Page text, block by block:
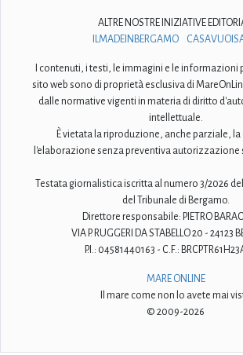
ALTRE NOSTRE INIZIATIVE
ILMADEINBERGAMO
I contenuti, i testi, le immagini e le informazioni
sito web sono di proprietà esclusiva di
dalle normative vigenti in materia di diritto
intellettuale.
È vietata la riproduzione, anche parziale,
l'elaborazione senza preventiva autorizzazione
Testata giornalistica iscritta al numero 3/2026
del Tribunale di Bergamo.
Direttore responsabile: PIETRO
VIA P. RUGGERI DA STABELLO 20 - 24123
P.I.: 04581440163 - C.F.:
MARE ONLINE
Il mare come non lo avete mai
© 2009-2026